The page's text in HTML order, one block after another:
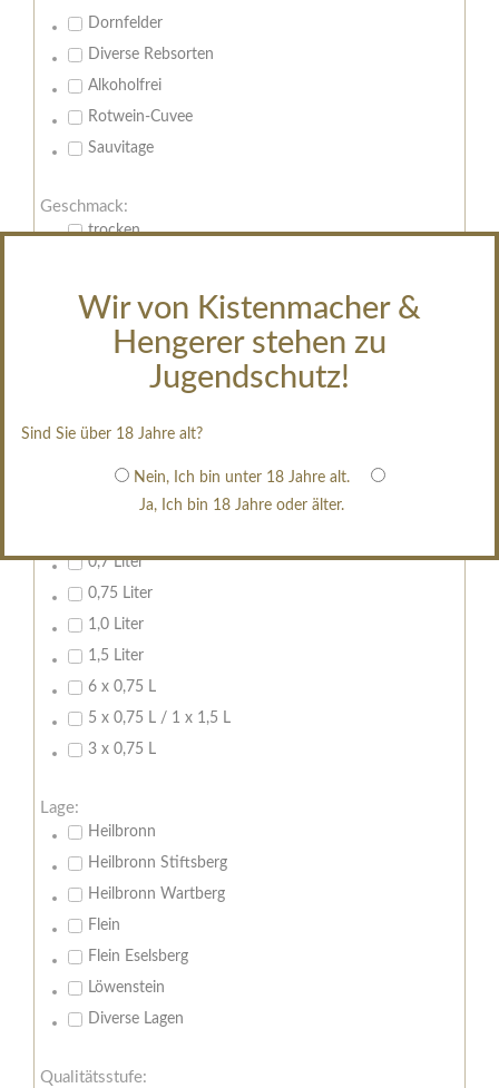
Wir von Kistenmacher &
Hengerer stehen zu
Jugendschutz!
Sind Sie über 18 Jahre alt?
Nein, Ich bin unter 18 Jahre alt.
Ja, Ich bin 18 Jahre oder älter.
Dornfelder
Diverse Rebsorten
Alkoholfrei
Rotwein-Cuvee
Sauvitage
Geschmack:
trocken
halbtrocken
edelsüß
erfrischend, nicht zu süß
0,7 Liter
0,75 Liter
1,0 Liter
1,5 Liter
6 x 0,75 L
5 x 0,75 L / 1 x 1,5 L
3 x 0,75 L
Lage:
Heilbronn
Heilbronn Stiftsberg
Heilbronn Wartberg
Flein
Flein Eselsberg
Löwenstein
Diverse Lagen
Qualitätsstufe: